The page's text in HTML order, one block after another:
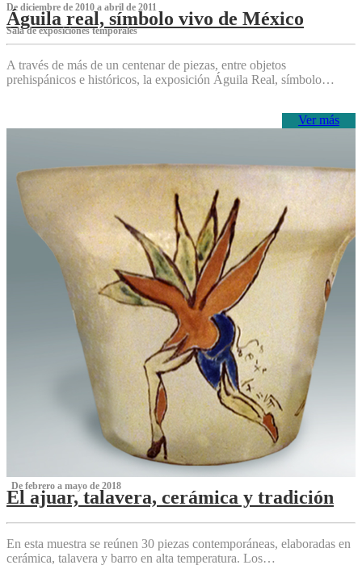
De diciembre de 2010 a abril de 2011
Águila real, símbolo vivo de México
Sala de exposiciones temporales
A través de más de un centenar de piezas, entre objetos
prehispánicos e históricos, la exposición Águila Real, símbolo…
Ver más
‌ De febrero a mayo de 2018
El ajuar, talavera, cerámica y tradición
‌
En esta muestra se reúnen 30 piezas contemporáneas, elaboradas en
cerámica, talavera y barro en alta temperatura. Los…